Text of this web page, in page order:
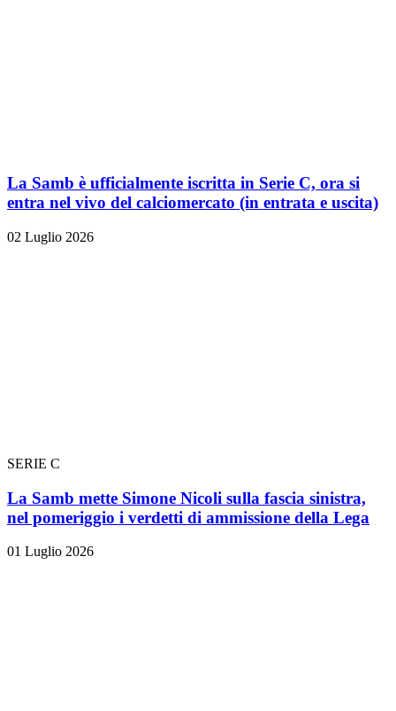
La Samb è ufficialmente iscritta in Serie C, ora si
entra nel vivo del calciomercato (in entrata e uscita)
02 Luglio 2026
SERIE C
La Samb mette Simone Nicoli sulla fascia sinistra,
nel pomeriggio i verdetti di ammissione della Lega
01 Luglio 2026